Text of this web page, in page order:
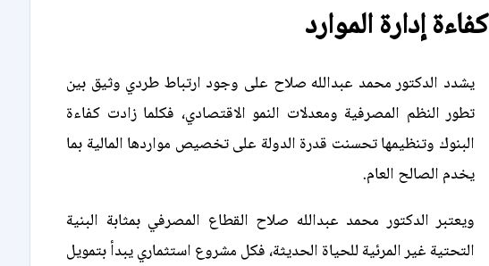
كفاءة إدارة الموارد
يشدد الدكتور محمد عبدالله صلاح على وجود ارتباط طردي وثيق بين
تطور النظم المصرفية ومعدلات النمو الاقتصادي، فكلما زادت كفاءة
البنوك وتنظيمها تحسنت قدرة الدولة على تخصيص مواردها المالية بما
يخدم الصالح العام.
ويعتبر الدكتور محمد عبدالله صلاح القطاع المصرفي بمثابة البنية
التحتية غير المرئية للحياة الحديثة، فكل مشروع استثماري يبدأ بتمويل